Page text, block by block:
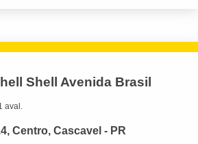
Shell Avenida Brasil
aval.
Centro, Cascavel - PR